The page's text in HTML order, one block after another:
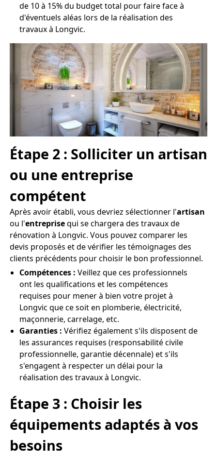
de 10 à 15% du budget total pour faire face à
d'éventuels aléas lors de la réalisation des
travaux à Longvic.
Étape 2 : Solliciter un artisan
ou une entreprise
compétent
Après avoir établi, vous devriez sélectionner l'artisan
ou l'entreprisequi se chargera des travaux de
rénovation à Longvic. Vous pouvez comparer les
devis proposés et de vérifier les témoignages des
clients précédents pour choisir le bon professionnel.
Compétences : Veillez que ces professionnels
ont les qualifications et les compétences
requises pour mener à bien votre projet à
Longvic que ce soit en plomberie, électricité,
maçonnerie, carrelage, etc.
Garanties : Vérifiez également s'ils disposent de
les assurances requises (responsabilité civile
professionnelle, garantie décennale) et s'ils
s'engagent à respecter un délai pour la
réalisation des travaux à Longvic.
Étape 3 : Choisir les
équipements adaptés à vos
besoins